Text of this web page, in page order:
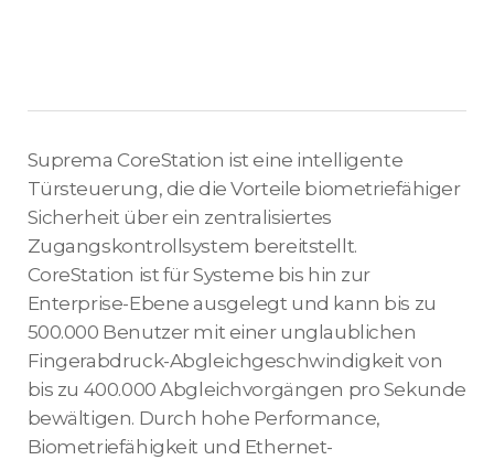
Suprema CoreStation ist eine intelligente
Türsteuerung, die die Vorteile biometriefähiger
Sicherheit über ein zentralisiertes
Zugangskontrollsystem bereitstellt.
CoreStation ist für Systeme bis hin zur
Enterprise-Ebene ausgelegt und kann bis zu
500.000 Benutzer mit einer unglaublichen
Fingerabdruck-Abgleichgeschwindigkeit von
bis zu 400.000 Abgleichvorgängen pro Sekunde
bewältigen. Durch hohe Performance,
Biometriefähigkeit und Ethernet-